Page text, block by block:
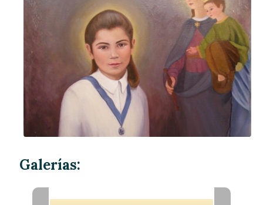
Galerías: